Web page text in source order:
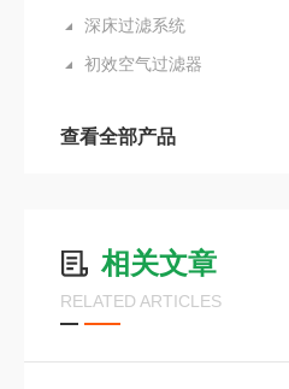
深床过滤系统
初效空气过滤器
查看全部产品
相关文章
RELATED ARTICLES